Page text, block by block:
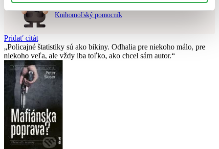
Náš pomocník Sherlock vám ju s radosťou vypátra!
Knihomoľský pomocník
Pridať citát
Policajné štatistiky sú ako bikiny. Odhalia pre niekoho málo, pre
niekoho veľa, ale vždy iba toľko, ako chcel sám autor.